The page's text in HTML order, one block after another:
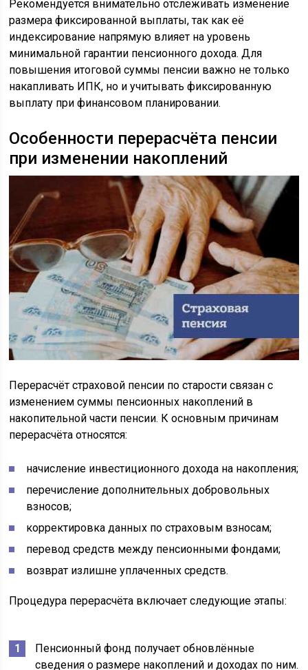
Рекомендуется внимательно отслеживать изменение
размера фиксированной выплаты, так как её
индексирование напрямую влияет на уровень
минимальной гарантии пенсионного дохода. Для
повышения итоговой суммы пенсии важно не только
накапливать ИПК, но и учитывать фиксированную
выплату при финансовом планировании.
Особенности перерасчёта пенсии
при изменении накоплений
Перерасчёт страховой пенсии по старости связан с
изменением суммы пенсионных накоплений в
накопительной части пенсии. К основным причинам
перерасчёта относятся:
начисление инвестиционного дохода на накопления;
перечисление дополнительных добровольных
взносов;
корректировка данных по страховым взносам;
перевод средств между пенсионными фондами;
возврат излишне уплаченных средств.
Процедура перерасчёта включает следующие этапы:
Пенсионный фонд получает обновлённые
сведения о размере накоплений и доходах по ним.